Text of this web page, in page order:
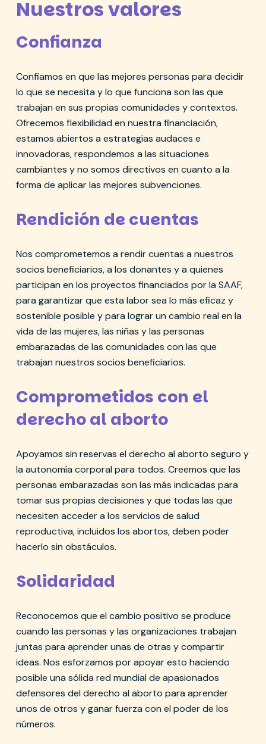
Nuestros valores
Confianza
Confiamos en que las mejores personas para decidir
lo que se necesita y lo que funciona son las que
trabajan en sus propias comunidades y contextos.
Ofrecemos flexibilidad en nuestra financiación,
estamos abiertos a estrategias audaces e
innovadoras, respondemos a las situaciones
cambiantes y no somos directivos en cuanto a la
forma de aplicar las mejores subvenciones.
Rendición de cuentas
Nos comprometemos a rendir cuentas a nuestros
socios beneficiarios, a los donantes y a quienes
participan en los proyectos financiados por la SAAF,
para garantizar que esta labor sea lo más eficaz y
sostenible posible y para lograr un cambio real en la
vida de las mujeres, las niñas y las personas
embarazadas de las comunidades con las que
trabajan nuestros socios beneficiarios.
Comprometidos con el
derecho al aborto
Apoyamos sin reservas el derecho al aborto seguro y
la autonomía corporal para todos. Creemos que las
personas embarazadas son las más indicadas para
tomar sus propias decisiones y que todas las que
necesiten acceder a los servicios de salud
reproductiva, incluidos los abortos, deben poder
hacerlo sin obstáculos.
Solidaridad
Reconocemos que el cambio positivo se produce
cuando las personas y las organizaciones trabajan
juntas para aprender unas de otras y compartir
ideas. Nos esforzamos por apoyar esto haciendo
posible una sólida red mundial de apasionados
defensores del derecho al aborto para aprender
unos de otros y ganar fuerza con el poder de los
números.